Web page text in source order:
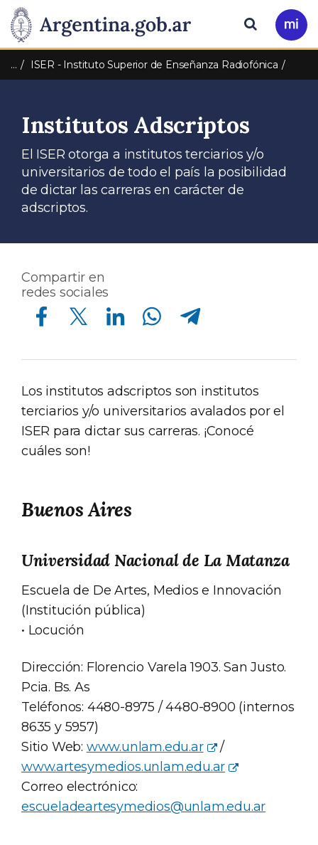
Presidencia
de
Nación
Pasar al contenido principal
Ir
a
Buscar
… ISER - Instituto Superior de Enseñanza Radiofónica
Institutos Adscriptos
El ISER otorga a institutos terciarios y/o
universitarios de todo el país la posibilidad
de dictar las carreras en carácter de
adscriptos.
Compartir en
redes sociales
Compartir en Facebook Compartir en Twitter Compartir en Linkedin Compartir en Whatsapp Compartir en Telegram
Los institutos adscriptos son institutos
terciarios y/o universitarios avalados por el
ISER para dictar sus carreras. ¡Conocé
cuáles son!
Buenos Aires
Universidad Nacional de La Matanza
Escuela de De Artes, Medios e Innovación
(Institución pública)
• Locución
Dirección: Florencio Varela 1903. San Justo.
Pcia. Bs. As
Teléfonos: 4480-8975 / 4480-8900 (internos
8635 y 5957)
Sitio Web: www.unlam.edu.ar
/
www.artesymedios.unlam.edu.ar
Correo electrónico:
escueladeartesymedios@unlam.edu.ar